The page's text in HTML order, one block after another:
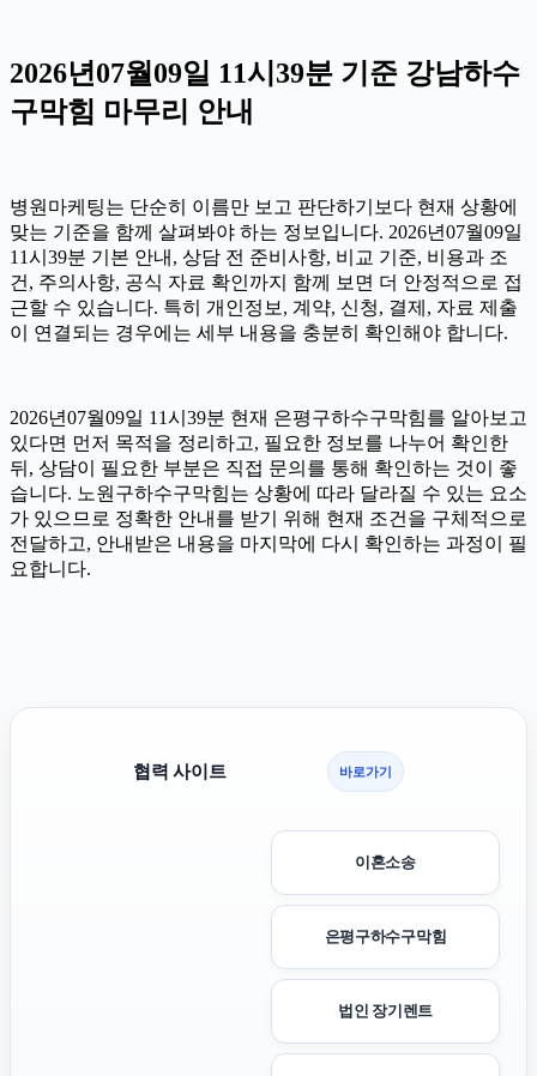
2026년07월09일 11시39분 기준 강남하수
구막힘 마무리 안내
병원마케팅는 단순히 이름만 보고 판단하기보다 현재 상황에
맞는 기준을 함께 살펴봐야 하는 정보입니다. 2026년07월09일
11시39분 기본 안내, 상담 전 준비사항, 비교 기준, 비용과 조
건, 주의사항, 공식 자료 확인까지 함께 보면 더 안정적으로 접
근할 수 있습니다. 특히 개인정보, 계약, 신청, 결제, 자료 제출
이 연결되는 경우에는 세부 내용을 충분히 확인해야 합니다.
2026년07월09일 11시39분 현재 은평구하수구막힘를 알아보고
있다면 먼저 목적을 정리하고, 필요한 정보를 나누어 확인한
뒤, 상담이 필요한 부분은 직접 문의를 통해 확인하는 것이 좋
습니다. 노원구하수구막힘는 상황에 따라 달라질 수 있는 요소
가 있으므로 정확한 안내를 받기 위해 현재 조건을 구체적으로
전달하고, 안내받은 내용을 마지막에 다시 확인하는 과정이 필
요합니다.
협력 사이트 바로가기
이혼소송
은평구하수구막힘
법인 장기렌트